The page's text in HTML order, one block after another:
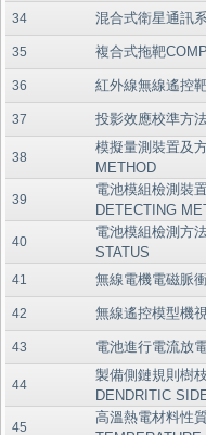
34 混合式衛星通訊
35 複合式拖靶
36 紅外線無線遙控
37 投影效應校準方
38
模擬量測裝置及
METHOD
39
電池模組檢測裝
DETECTING
40
電池模組檢測方
STATUS
41 無線電機電磁脈
42 無線遙控模型機
43 電池進行電流放
44
製備側鏈規則樹
DENDRITIC
45
高溫熱電材料性